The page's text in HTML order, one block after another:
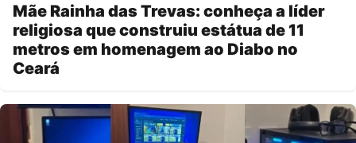
Mãe Rainha das Trevas: conheça a líder
religiosa que construiu estátua de 11
metros em homenagem ao Diabo no
Ceará